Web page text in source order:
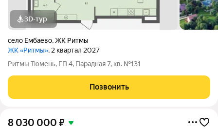
3D-тур
село Ембаево,ЖК Ритмы
ЖК «Ритмы», 2 квартал 2027
Ритмы Тюмень, ГП 4, Парадная 7, кв. №131
Позвонить
8 030 000 ₽